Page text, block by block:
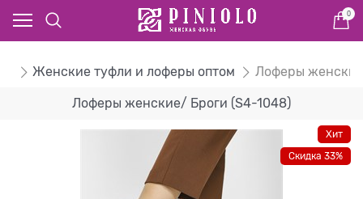
0
Женские туфли и лоферы оптом Лоферы
Лоферы женские/ Броги (S4-1048)
Хит
Скидка 33%